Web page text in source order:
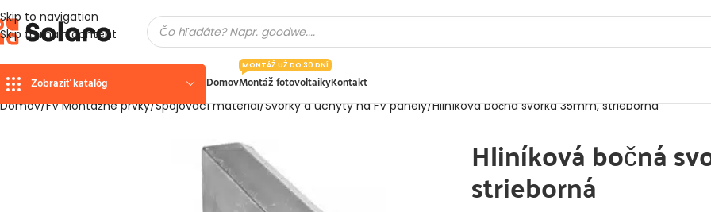
Skip to navigation
Skip to main content
Zobraziť katalóg DomovMontáž fotovoltaiky
MONTÁŽ UŽ DO 30 DNÍ
Kontakt
Domov FV Montážne prvky Spojovací material Svorky a úchyty na FV panely Hliníková bočná svorka 35mm, strieborná
Hliníková bočná
strieborná